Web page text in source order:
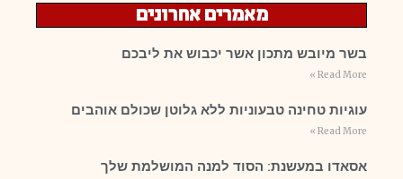
מאמרים אחרונים
בשר מיובש מתכון אשר יכבוש את ליבכם
Read More »
עוגיות טחינה טבעוניות ללא גלוטן שכולם אוהבים
Read More »
אסאדו במעשנת: הסוד למנה המושלמת שלך